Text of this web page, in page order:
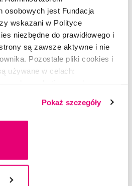
osobowych jest Fundacja
wskazani w Polityce
niezbędne do prawidłowego i
są zawsze aktywne i nie
Pozostałe pliki cookies i
używane w celach:
cookies i technologie
na przechowywanie informacji
lub dostęp do niego i
na wszystkie lub niektóre
w zakładce "Ustawienia
zgody nie wpływa na
Pokaż szczegóły